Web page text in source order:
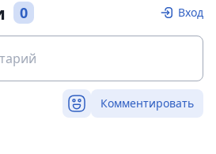
0 Вход
Комментировать